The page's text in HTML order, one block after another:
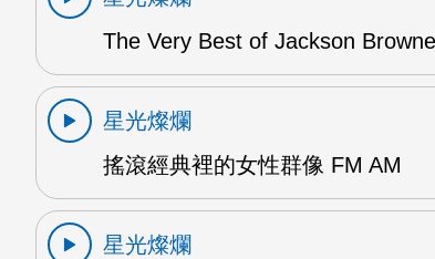
The Very Best of Jackson
星光燦爛
搖滾經典裡的女性群像 FM AM
星光燦爛